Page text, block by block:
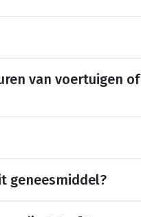
van voertuigen of
geneesmiddel?